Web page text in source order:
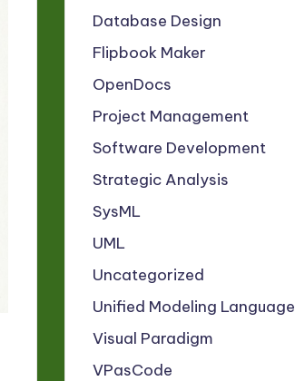
Database Design
Flipbook Maker
OpenDocs
Project Management
Software Development
Strategic Analysis
SysML
UML
Uncategorized
Unified Modeling Language
Visual Paradigm
VPasCode